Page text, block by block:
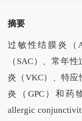
摘要
过敏性结膜炎（
（SAC）、常年
炎（VKC）、特应
炎（GPC）和药
allergic